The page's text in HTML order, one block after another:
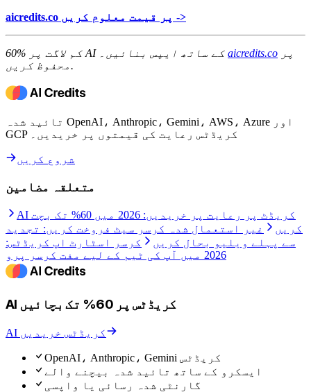
aicredits.co پر قیمت معلوم کریں ->
aicredits.co
محفوظ کریں.
تائید شدہ OpenAI، Anthropic، Gemini، AWS، Azure اور
GCP کریڈٹس رعایت کی قیمتوں پر خریدیں۔
شروع کریں
متعلقہ مضامین
AI کریڈٹ پر رعایت پر خریدیں: 2026 میں 60% تک بچت
کریں
غیر استعمال شدہ کرسر سیٹ فروخت کریں: تجدید
سے پہلے ویلیو بحال کریں
کرسر اسٹارٹ اپ کریڈٹس:
2026 میں آپ کی ٹیم کے لیے مفت کرسر پرو
AI کریڈٹس پر 60% تک بچائیں
AI کریڈٹس خریدیں
OpenAI، Anthropic، Gemini کریڈٹس
ایسکرو کے ساتھ تائید شدہ بیچنے والے
گارنٹی شدہ رسائی یا واپسی